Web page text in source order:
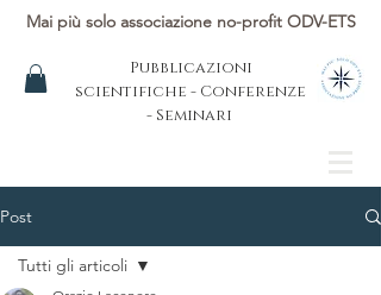
Mai più solo associazione no-profit ODV-ETS
Pubblicazioni
scientifiche - Conferenze
- Seminari
Post
Tutti gli articoli